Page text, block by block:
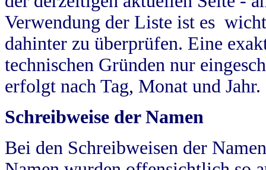
Verwendung der Liste ist es
dahinter zu überprüfen. Eine
technischen Gründen nur
erfolgt nach Tag, Monat und Jahr.
Schreibweise der Namen
Bei den Schreibweisen der